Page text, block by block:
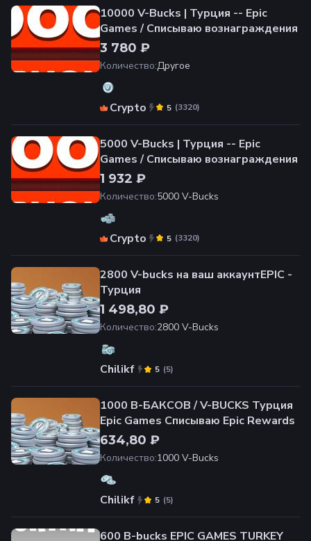
10000 V-Bucks | Турция -- Epic
Games / Списываю вознаграждения
3 780 ₽
Количество:Другое
Crypto (3320)
5
5000 V-Bucks | Турция -- Epic
Games / Списываю вознаграждения
1 932 ₽
Количество:5000 V-Bucks
Crypto (3320)
5
2800 V-bucks на ваш аккаунтEPIC -
Турция
1 498,80 ₽
Количество:2800 V-Bucks
Chilikf (5)
5
1000 В-БАКСОВ / V-BUCKS Турция
Epic Games Списываю Epic Rewards
634,80 ₽
Количество:1000 V-Bucks
Chilikf (5)
5
600 B-bucks EPIC GAMES TURKEY